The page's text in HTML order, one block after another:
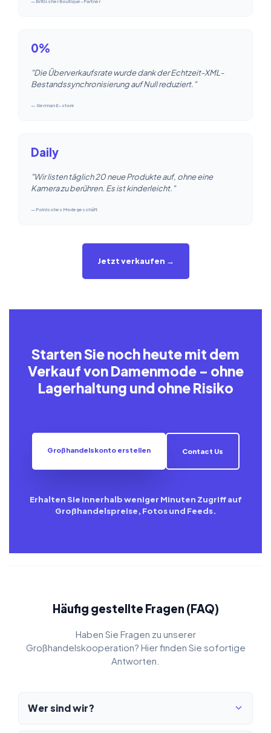
0%
"Die Überverkaufsrate wurde dank der Echtzeit-XML-
Bestandssynchronisierung auf Null reduziert."
— German E-store
Daily
"Wir listen täglich 20 neue Produkte auf, ohne eine
Kamera zu berühren. Es ist kinderleicht."
—Polnisches Modegeschäft
Jetzt verkaufen →
Starten Sie noch heute mit dem
Verkauf von Damenmode – ohne
Lagerhaltung und ohne Risiko
Großhandelskonto erstellen Contact Us
Erhalten Sie innerhalb weniger Minuten Zugriff auf
Großhandelspreise, Fotos und Feeds.
Häufig gestellte Fragen (FAQ)
Haben Sie Fragen zu unserer
Großhandelskooperation? Hier finden Sie sofortige
Antworten.
Wer sind wir?